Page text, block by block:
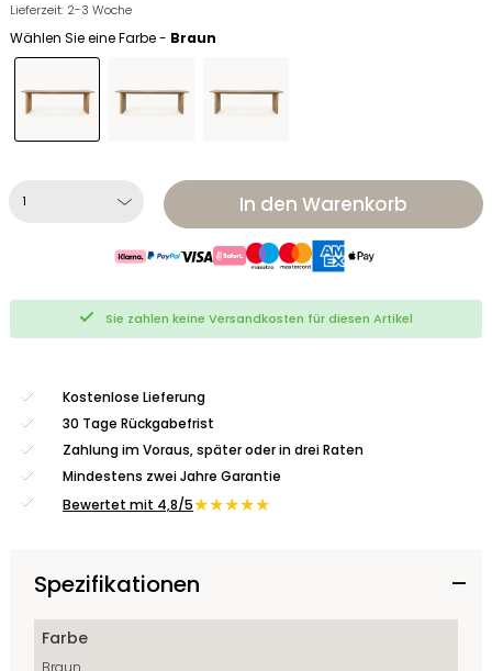
Lieferzeit: 2-3 Woche
Wählen Sie eine Farbe - Braun
In den Warenkorb
Sie zahlen keine Versandkosten für diesen Artikel
Kostenlose Lieferung
30 Tage Rückgabefrist
Zahlung im Voraus, später oder in drei Raten
Mindestens zwei Jahre Garantie
Bewertet mit 4,8/5★★★★★
Spezifikationen
Farbe